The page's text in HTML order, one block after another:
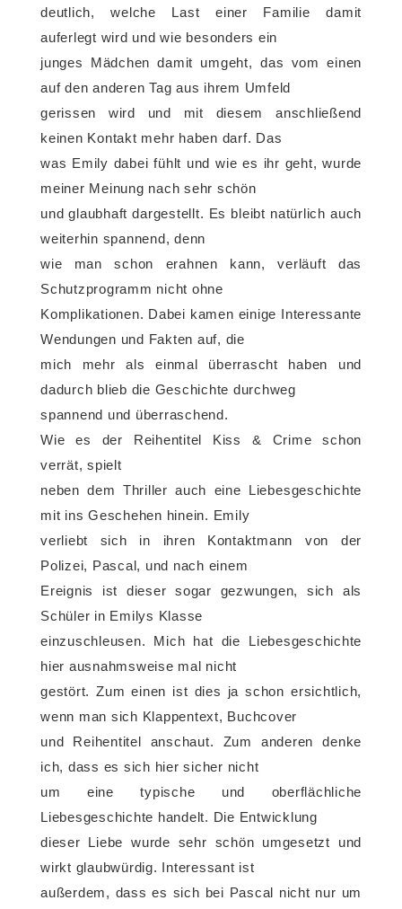
deutlich, welche Last einer Familie damit
auferlegt wird und wie besonders ein
junges Mädchen damit umgeht, das vom einen
auf den anderen Tag aus ihrem Umfeld
gerissen wird und mit diesem anschließend
keinen Kontakt mehr haben darf. Das
was Emily dabei fühlt und wie es ihr geht, wurde
meiner Meinung nach sehr schön
und glaubhaft dargestellt. Es bleibt natürlich auch
weiterhin spannend, denn
wie man schon erahnen kann, verläuft das
Schutzprogramm nicht ohne
Komplikationen. Dabei kamen einige Interessante
Wendungen und Fakten auf, die
mich mehr als einmal überrascht haben und
dadurch blieb die Geschichte durchweg
spannend und überraschend.
Wie es der Reihentitel Kiss & Crime schon
verrät, spielt
neben dem Thriller auch eine Liebesgeschichte
mit ins Geschehen hinein. Emily
verliebt sich in ihren Kontaktmann von der
Polizei, Pascal, und nach einem
Ereignis ist dieser sogar gezwungen, sich als
Schüler in Emilys Klasse
einzuschleusen. Mich hat die Liebesgeschichte
hier ausnahmsweise mal nicht
gestört. Zum einen ist dies ja schon ersichtlich,
wenn man sich Klappentext, Buchcover
und Reihentitel anschaut. Zum anderen denke
ich, dass es sich hier sicher nicht
um eine typische und oberflächliche
Liebesgeschichte handelt. Die Entwicklung
dieser Liebe wurde sehr schön umgesetzt und
wirkt glaubwürdig. Interessant ist
außerdem, dass es sich bei Pascal nicht nur um